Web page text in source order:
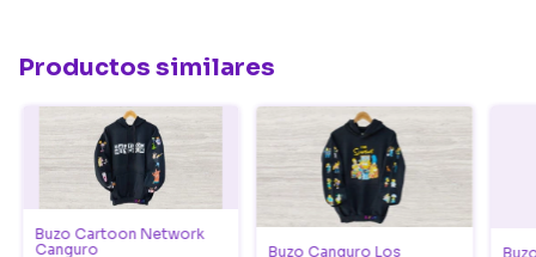
Productos similares
Buzo Cartoon Network
Canguro
Buzo Canguro Los